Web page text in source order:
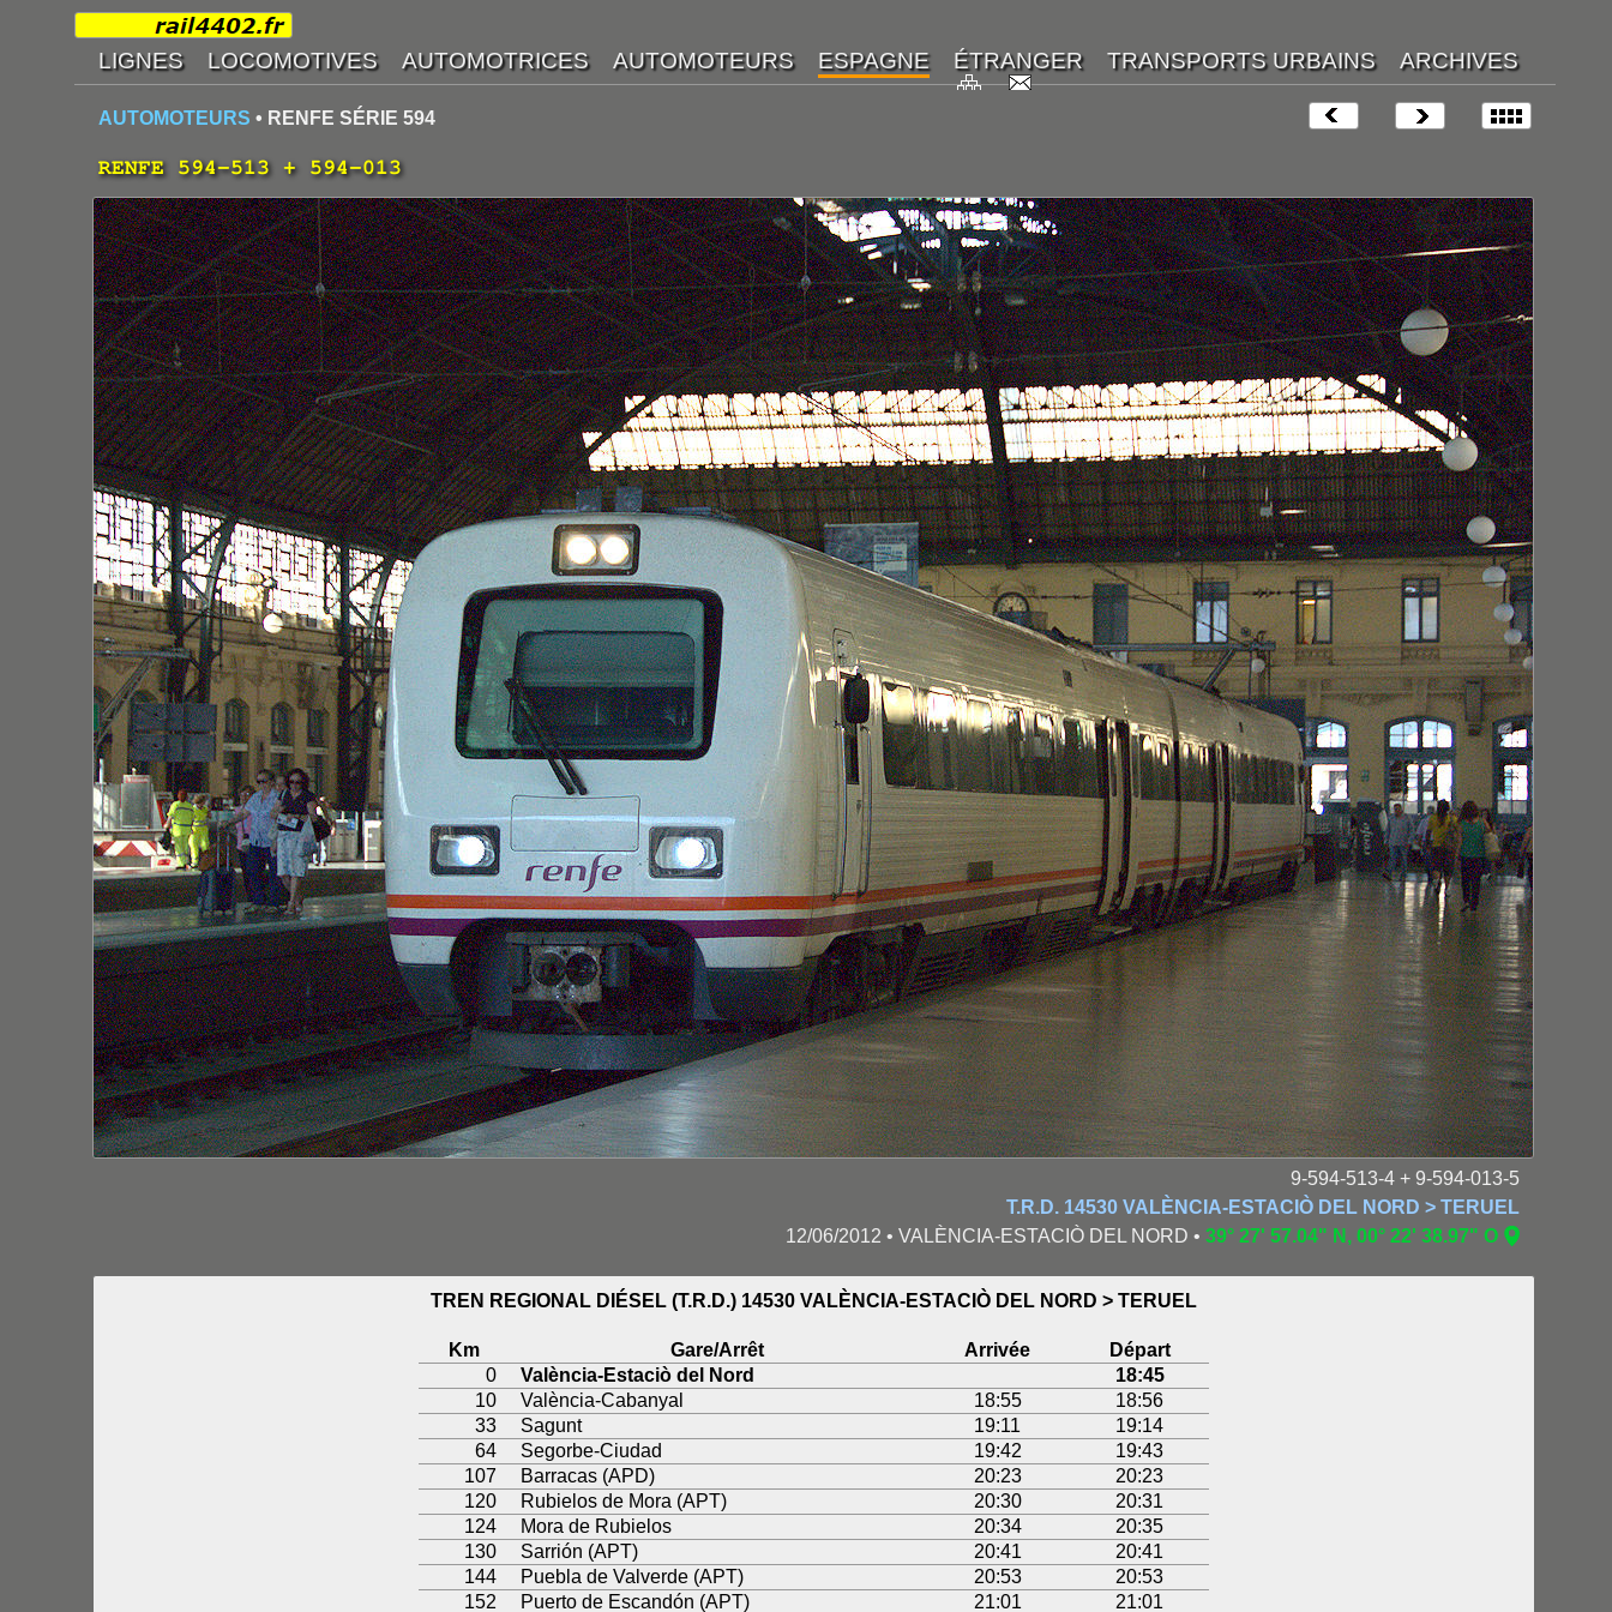
AUTOMOTEURS • RENFE SÉRIE 594
RENFE 594-513 + 594-013
9-594-513-4 + 9-594-013-5
T.R.D. 14530 VALÈNCIA-ESTACIÒ DEL NORD > TERUEL
12/06/2012 • VALÈNCIA-ESTACIÒ DEL NORD • 39° 27' 57.04" N, 00° 22' 38.97" O
TREN REGIONAL DIÉSEL (T.R.D.) 14530 VALÈNCIA-ESTACIÒ DEL NORD > TERUEL
Km Gare/Arrêt Arrivée
Départ
0
València-Estaciò del Nord
18:45
10
València-Cabanyal 18:55
18:56
33
Sagunt 19:11
19:14
64
Segorbe-Ciudad 19:42
19:43
107
Barracas (APD) 20:23
20:23
120
Rubielos de Mora (APT) 20:30
20:31
124
Mora de Rubielos 20:34
20:35
130
Sarrión (APT) 20:41
20:41
144
Puebla de Valverde (APT) 20:53
20:53
152
Puerto de Escandón (APT) 21:01 21:01